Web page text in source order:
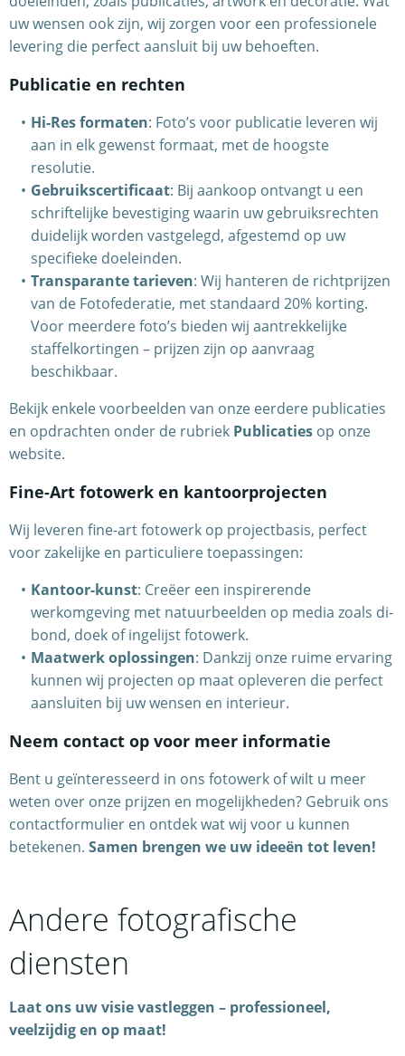
uw wensen ook zijn, wij zorgen voor een professionele
levering die perfect aansluit bij uw behoeften.
Publicatie en rechten
Hi-Res formaten: Foto’s voor publicatie leveren wij
aan in elk gewenst formaat, met de hoogste
resolutie.
Gebruikscertificaat: Bij aankoop ontvangt u een
schriftelijke bevestiging waarin uw gebruiksrechten
duidelijk worden vastgelegd, afgestemd op uw
specifieke doeleinden.
Transparante tarieven: Wij hanteren de richtprijzen
van de Fotofederatie, met standaard 20% korting.
Voor meerdere foto’s bieden wij aantrekkelijke
staffelkortingen – prijzen zijn op aanvraag
beschikbaar.
Bekijk enkele voorbeelden van onze eerdere publicaties
en opdrachten onder de rubriek Publicaties op onze
website.
Fine-Art fotowerk en kantoorprojecten
Wij leveren fine-art fotowerk op projectbasis, perfect
voor zakelijke en particuliere toepassingen:
Kantoor-kunst: Creëer een inspirerende
werkomgeving met natuurbeelden op media zoals di-
bond, doek of ingelijst fotowerk.
Maatwerk oplossingen: Dankzij onze ruime ervaring
kunnen wij projecten op maat opleveren die perfect
aansluiten bij uw wensen en interieur.
Neem contact op voor meer informatie
Bent u geïnteresseerd in ons fotowerk of wilt u meer
weten over onze prijzen en mogelijkheden? Gebruik ons
contactformulier en ontdek wat wij voor u kunnen
betekenen. Samen brengen we uw ideeën tot leven!
Andere fotografische
diensten
Laat ons uw visie vastleggen – professioneel,
veelzijdig en op maat!